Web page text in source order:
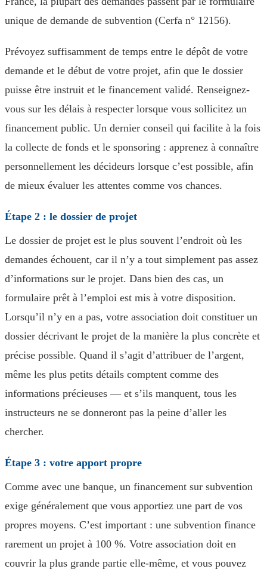
unique de demande de subvention (Cerfa n° 12156).
Prévoyez suffisamment de temps entre le dépôt de votre
demande et le début de votre projet, afin que le dossier
puisse être instruit et le financement validé. Renseignez-
vous sur les délais à respecter lorsque vous sollicitez un
financement public. Un dernier conseil qui facilite à la fois
la collecte de fonds et le sponsoring : apprenez à connaître
personnellement les décideurs lorsque c’est possible, afin
de mieux évaluer les attentes comme vos chances.
Étape 2 : le dossier de projet
Le dossier de projet est le plus souvent l’endroit où les
demandes échouent, car il n’y a tout simplement pas assez
d’informations sur le projet. Dans bien des cas, un
formulaire prêt à l’emploi est mis à votre disposition.
Lorsqu’il n’y en a pas, votre association doit constituer un
dossier décrivant le projet de la manière la plus concrète et
précise possible. Quand il s’agit d’attribuer de l’argent,
même les plus petits détails comptent comme des
informations précieuses — et s’ils manquent, tous les
instructeurs ne se donneront pas la peine d’aller les
chercher.
Étape 3 : votre apport propre
Comme avec une banque, un financement sur subvention
exige généralement que vous apportiez une part de vos
propres moyens. C’est important : une subvention finance
rarement un projet à 100 %. Votre association doit en
couvrir la plus grande partie elle-même, et vous pouvez